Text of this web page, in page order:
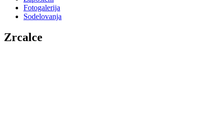
Fotogalerija
Sodelovanja
Zrcalce